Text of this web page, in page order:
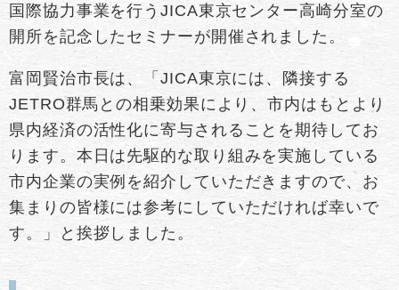
国際協力事業を行うJICA東京センター高崎分室の
開所を記念したセミナーが開催されました。
富岡賢治市長は、「JICA東京には、隣接する
JETRO群馬との相乗効果により、市内はもとより
県内経済の活性化に寄与されることを期待してお
ります。本日は先駆的な取り組みを実施している
市内企業の実例を紹介していただきますので、お
集まりの皆様には参考にしていただければ幸いで
す。」と挨拶しました。